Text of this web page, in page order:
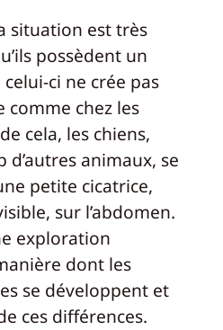
situation est très
possèdent un
ci ne crée pas
chez les
cela, les chiens,
animaux, se
petite cicatrice,
sur l’abdomen.
exploration
dont les
se développent et
ces différences.